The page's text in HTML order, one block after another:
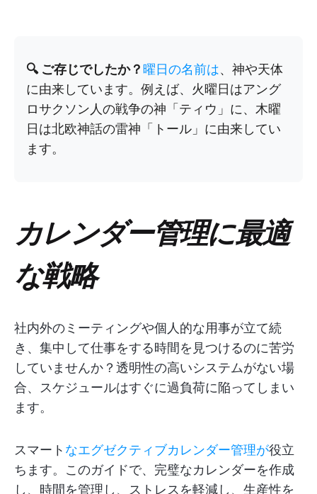
🔍 ご存じでしたか？曜日の名前は、神や天体
に由来しています。例えば、火曜日はアング
ロサクソン人の戦争の神「ティウ」に、木曜
日は北欧神話の雷神「トール」に由来してい
ます。
カレンダー管理に最適
な戦略
社内外のミーティングや個人的な用事が立て続
き、集中して仕事をする時間を見つけるのに苦労
していませんか？透明性の高いシステムがない場
合、スケジュールはすぐに過負荷に陥ってしまい
ます。
スマート なエグゼクティブカレンダー管理が役立
ちます。このガイドで、完璧なカレンダーを作成
し、時間を管理し、ストレスを軽減し、生産性を